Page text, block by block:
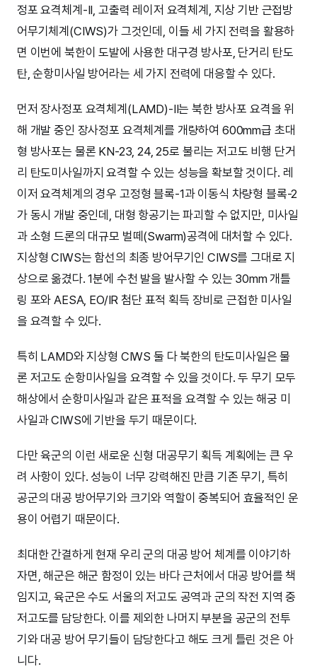
정포 요격체계-II, 고출력 레이저 요격체계, 지상 기반 근접방
어무기체계(CIWS)가 그것인데, 이들 세 가지 전력을 활용하
면 이번에 북한이 도발에 사용한 대구경 방사포, 단거리 탄도
탄, 순항미사일 방어라는 세 가지 전력에 대응할 수 있다.
먼저 장사정포 요격체계(LAMD)-II는 북한 방사포 요격을 위
해 개발 중인 장사정포 요격체계를 개량하여 600mm급 초대
형 방사포는 물론 KN-23, 24, 25로 불리는 저고도 비행 단거
리 탄도미사일까지 요격할 수 있는 성능을 확보할 것이다. 레
이저 요격체계의 경우 고정형 블록-1과 이동식 차량형 블록-2
가 동시 개발 중인데, 대형 항공기는 파괴할 수 없지만, 미사일
과 소형 드론의 대규모 벌떼(Swarm)공격에 대처할 수 있다.
지상형 CIWS는 함선의 최종 방어무기인 CIWS를 그대로 지
상으로 옮겼다. 1분에 수천 발을 발사할 수 있는 30mm 개틀
링 포와 AESA, EO/IR 첨단 표적 획득 장비로 근접한 미사일
을 요격할 수 있다.
특히 LAMD와 지상형 CIWS 둘 다 북한의 탄도미사일은 물
론 저고도 순항미사일을 요격할 수 있을 것이다. 두 무기 모두
해상에서 순항미사일과 같은 표적을 요격할 수 있는 해궁 미
사일과 CIWS에 기반을 두기 때문이다.
다만 육군의 이런 새로운 신형 대공무기 획득 계획에는 큰 우
려 사항이 있다. 성능이 너무 강력해진 만큼 기존 무기, 특히
공군의 대공 방어무기와 크기와 역할이 중복되어 효율적인 운
용이 어렵기 때문이다.
최대한 간결하게 현재 우리 군의 대공 방어 체계를 이야기하
자면, 해군은 해군 함정이 있는 바다 근처에서 대공 방어를 책
임지고, 육군은 수도 서울의 저고도 공역과 군의 작전 지역 중
저고도를 담당한다. 이를 제외한 나머지 부분을 공군의 전투
기와 대공 방어 무기들이 담당한다고 해도 크게 틀린 것은 아
니다.